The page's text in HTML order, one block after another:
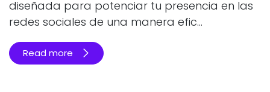
diseñada para potenciar tu presencia en las
redes sociales de una manera efic...
Read more